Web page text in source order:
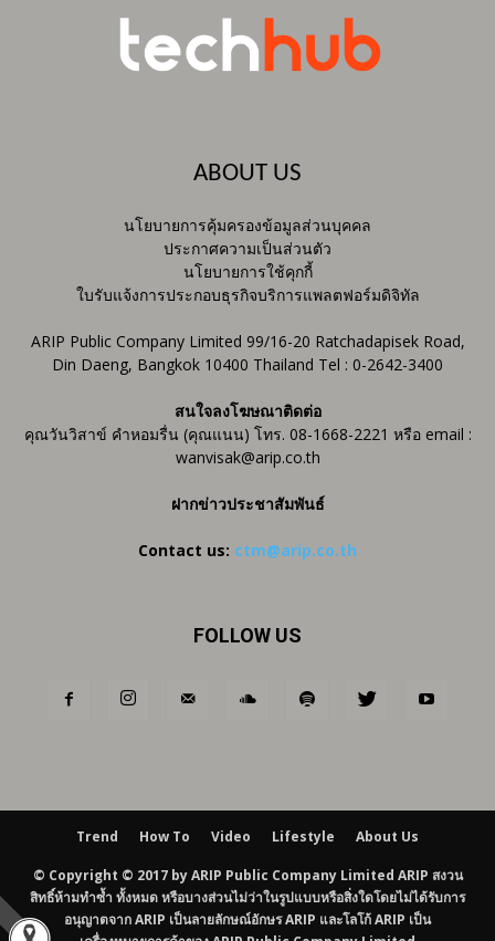
ABOUT US
นโยบายการคุ้มครองข้อมูลส่วนบุคคล
ประกาศความเป็นส่วนตัว
นโยบายการใช้คุกกี้
ใบรับแจ้งการประกอบธุรกิจบริการแพลตฟอร์มดิจิทัล
ARIP Public Company Limited 99/16-20 Ratchadapisek Road,
Din Daeng, Bangkok 10400 Thailand Tel : 0-2642-3400
สนใจลงโฆษณาติดต่อ
คุณวันวิสาข์ คำหอมรื่น (คุณแนน) โทร. 08-1668-2221 หรือ email :
wanvisak@arip.co.th
ฝากข่าวประชาสัมพันธ์
Contact us: ctm@arip.co.th
FOLLOW US
Trend How To Video Lifestyle About Us
© Copyright © 2017 by ARIP Public Company Limited ARIP สงวน
สิทธิ์ห้ามทำซ้ำ ทั้งหมด หรือบางส่วนไม่ว่าในรูปแบบหรือสิ่งใดโดยไม่ได้รับการ
อนุญาตจาก ARIP เป็นลายลักษณ์อักษร ARIP และโลโก้ ARIP เป็น